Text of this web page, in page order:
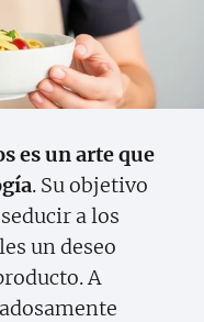
es un arte que
. Su objetivo
a los
un deseo
A